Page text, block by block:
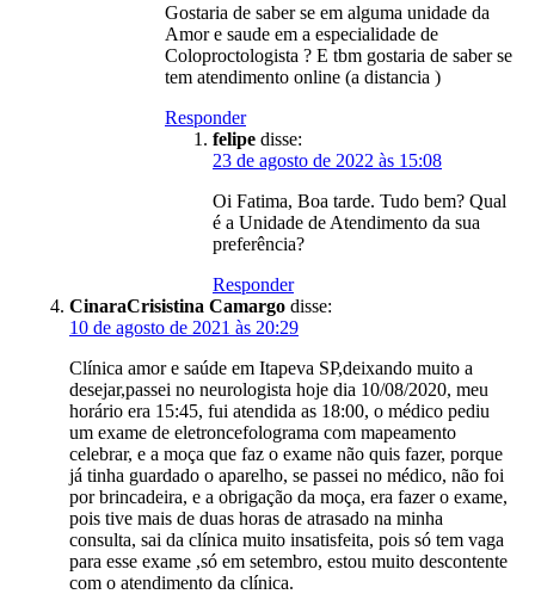
Gostaria de saber se em alguma unidade da
Amor e saude em a especialidade de
Coloproctologista ? E tbm gostaria de saber se
tem atendimento online (a distancia )
Responder
felipe disse:
23 de agosto de 2022 às 15:08
Oi Fatima, Boa tarde. Tudo bem? Qual
é a Unidade de Atendimento da sua
preferência?
Responder
CinaraCrisistina Camargo disse:
10 de agosto de 2021 às 20:29
Clínica amor e saúde em Itapeva SP,deixando muito a
desejar,passei no neurologista hoje dia 10/08/2020, meu
horário era 15:45, fui atendida as 18:00, o médico pediu
um exame de eletroncefolograma com mapeamento
celebrar, e a moça que faz o exame não quis fazer, porque
já tinha guardado o aparelho, se passei no médico, não foi
por brincadeira, e a obrigação da moça, era fazer o exame,
pois tive mais de duas horas de atrasado na minha
consulta, sai da clínica muito insatisfeita, pois só tem vaga
para esse exame ,só em setembro, estou muito descontente
com o atendimento da clínica.